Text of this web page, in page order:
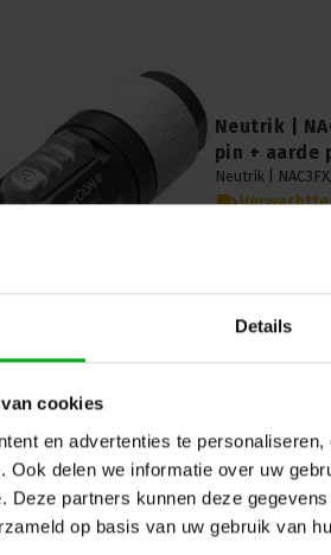
Details
cookies
en advertenties te
Ook delen we informatie over uw
Deze partners kunnen deze
op basis van uw gebruik van
Neutrik |
pin + aarde
Neutrik |
Ontdek de
aarde pen
Circuit